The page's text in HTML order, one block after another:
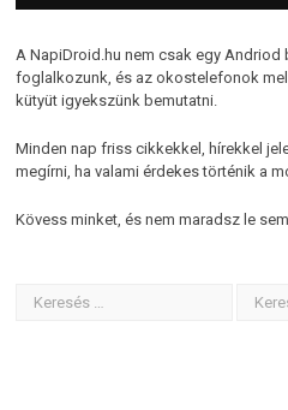
A NapiDroid.hu nem csak egy Andriod
foglalkozunk, és az okostelefonok
kütyüt igyekszünk bemutatni.
Minden nap friss cikkekkel, hírekkel
megírni, ha valami érdekes történik a
Kövess minket, és nem maradsz le